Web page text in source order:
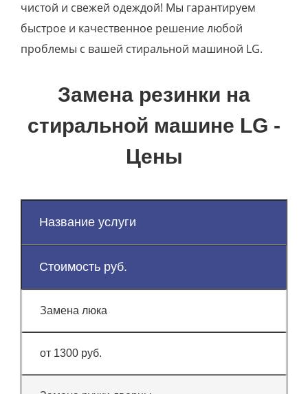
чистой и свежей одеждой! Мы гарантируем
быстрое и качественное решение любой
проблемы с вашей стиральной машиной LG.
Замена резинки на
стиральной машине LG -
Цены
Название услуги
Стоимость руб.
Замена люка
от 1300 руб.